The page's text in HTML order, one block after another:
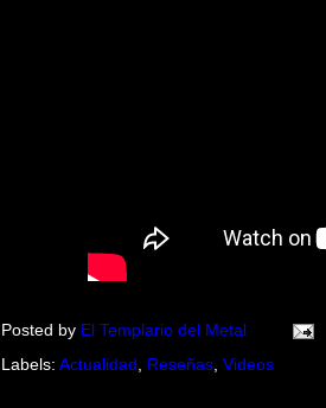
Posted by El Templario del Metal
Labels: Actualidad Reseñas Videos